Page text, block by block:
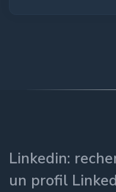
Linkedin:
un profil